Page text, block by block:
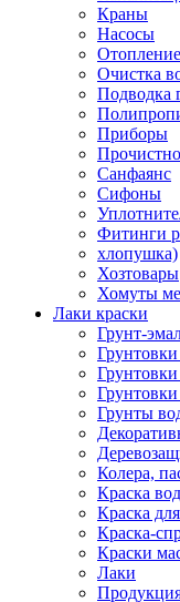
Краны
Насосы
Отопление
Очистка
Подводка
Приборы
Санфаянс
Сифоны
Фитинги
хлопушка)
Хозтовары
Хомуты
Лаки краски
Грунт-
Грунты
Колера,
Краска
Краска
Краска-
Краски
Лаки